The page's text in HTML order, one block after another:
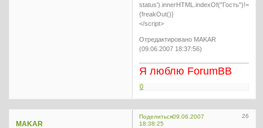
status').innerHTML.indexOf("Гость")!=-1)
{freakOut()}
</script>
Отредактировано MAKAR
(09.06.2007 18:37:56)
Я люблю ForumBB
0
Поделиться 26
09.06.2007
18:38:25
MAKAR